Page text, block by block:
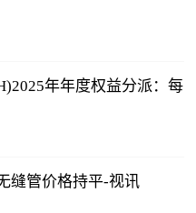
年年度权益分派：每
缝管价格持平-视讯